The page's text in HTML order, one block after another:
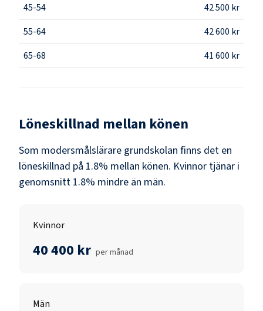
45-54
42 500 kr
55-64
42 600 kr
65-68
41 600 kr
Löneskillnad mellan könen
Som modersmålslärare grundskolan finns det en
löneskillnad på 1.8% mellan könen. Kvinnor tjänar i
genomsnitt 1.8% mindre än män.
Kvinnor
40 400 kr per månad
Män